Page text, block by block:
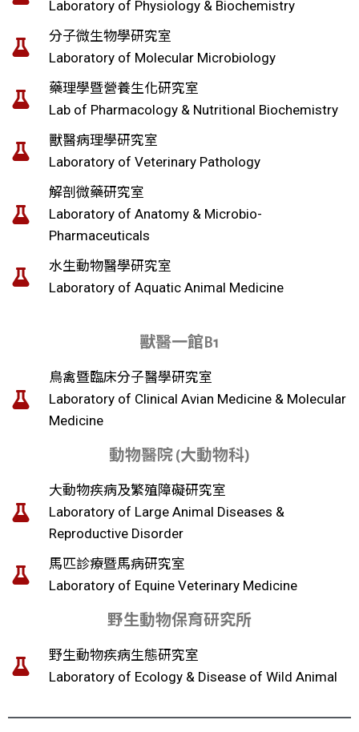
Laboratory of Physiology & Biochemistry
分子微生物學研究室
Laboratory of Molecular Microbiology
藥理學暨營養生化研究室
Lab of Pharmacology & Nutritional Biochemistry
獸醫病理學研究室
Laboratory of Veterinary Pathology
解剖微藥研究室
Laboratory of Anatomy & Microbio-
Pharmaceuticals
水生動物醫學研究室
Laboratory of Aquatic Animal Medicine
獸醫一館B1
鳥禽暨臨床分子醫學研究室
Laboratory of Clinical Avian Medicine & Molecular
Medicine
動物醫院 (大動物科)
大動物疾病及繁殖障礙研究室
Laboratory of Large Animal Diseases &
Reproductive Disorder
馬匹診療暨馬病研究室
Laboratory of Equine Veterinary Medicine
野生動物保育研究所
野生動物疾病生態研究室
Laboratory of Ecology & Disease of Wild Animal